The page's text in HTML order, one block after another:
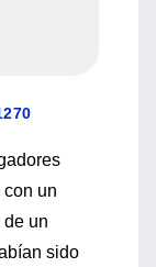
con un
un
sido